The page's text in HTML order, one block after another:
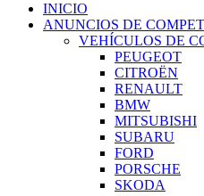
INICIO
ANUNCIOS DE
VEHÍCULOS DE
PEUGEOT
CITROËN
RENAULT
BMW
MITSUBISHI
SUBARU
FORD
PORSCHE
SKODA